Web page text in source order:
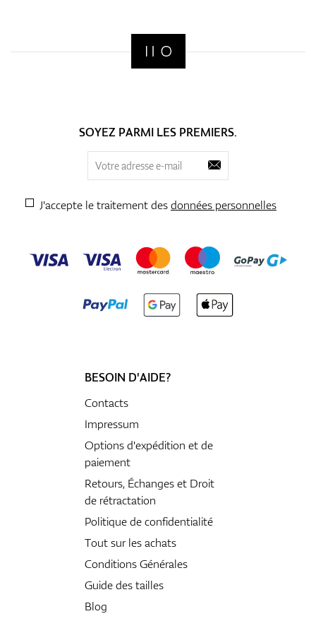
SOYEZ PARMI LES PREMIERS.
J'accepte le traitement desdonnées personnelles
BESOIN D'AIDE?
Contacts
Impressum
Options d'expédition et de
paiement
Retours, Échanges et Droit
de rétractation
Politique de confidentialité
Tout sur les achats
Conditions Générales
Guide des tailles
Blog